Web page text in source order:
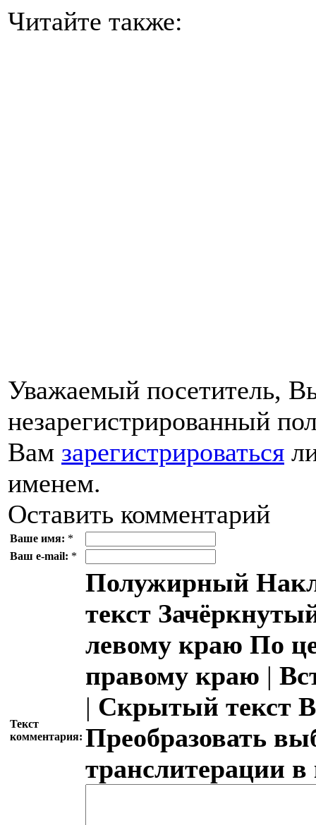
Читайте также:
Уважаемый посетитель,
незарегистрированный
Вам зарегистрироваться
именем.
Оставить комментарий
Ваше имя: *
Ваш e-mail: *
Текст
комментария:
Полужирный
текст
левому краю По
правому краю |
| Скрытый текст
Преобразовать
транслитерации